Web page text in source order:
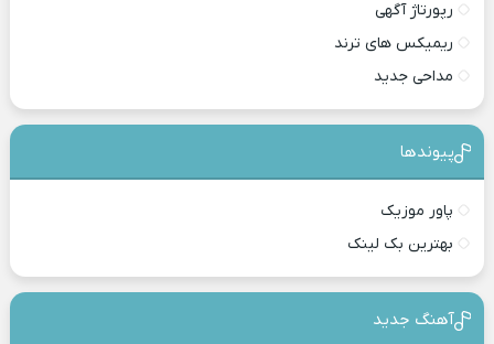
رپورتاژ آگهی
ریمیکس های ترند
مداحی جدید
پیوندها
پاور موزیک
بهترین بک لینک
آهنگ جدید